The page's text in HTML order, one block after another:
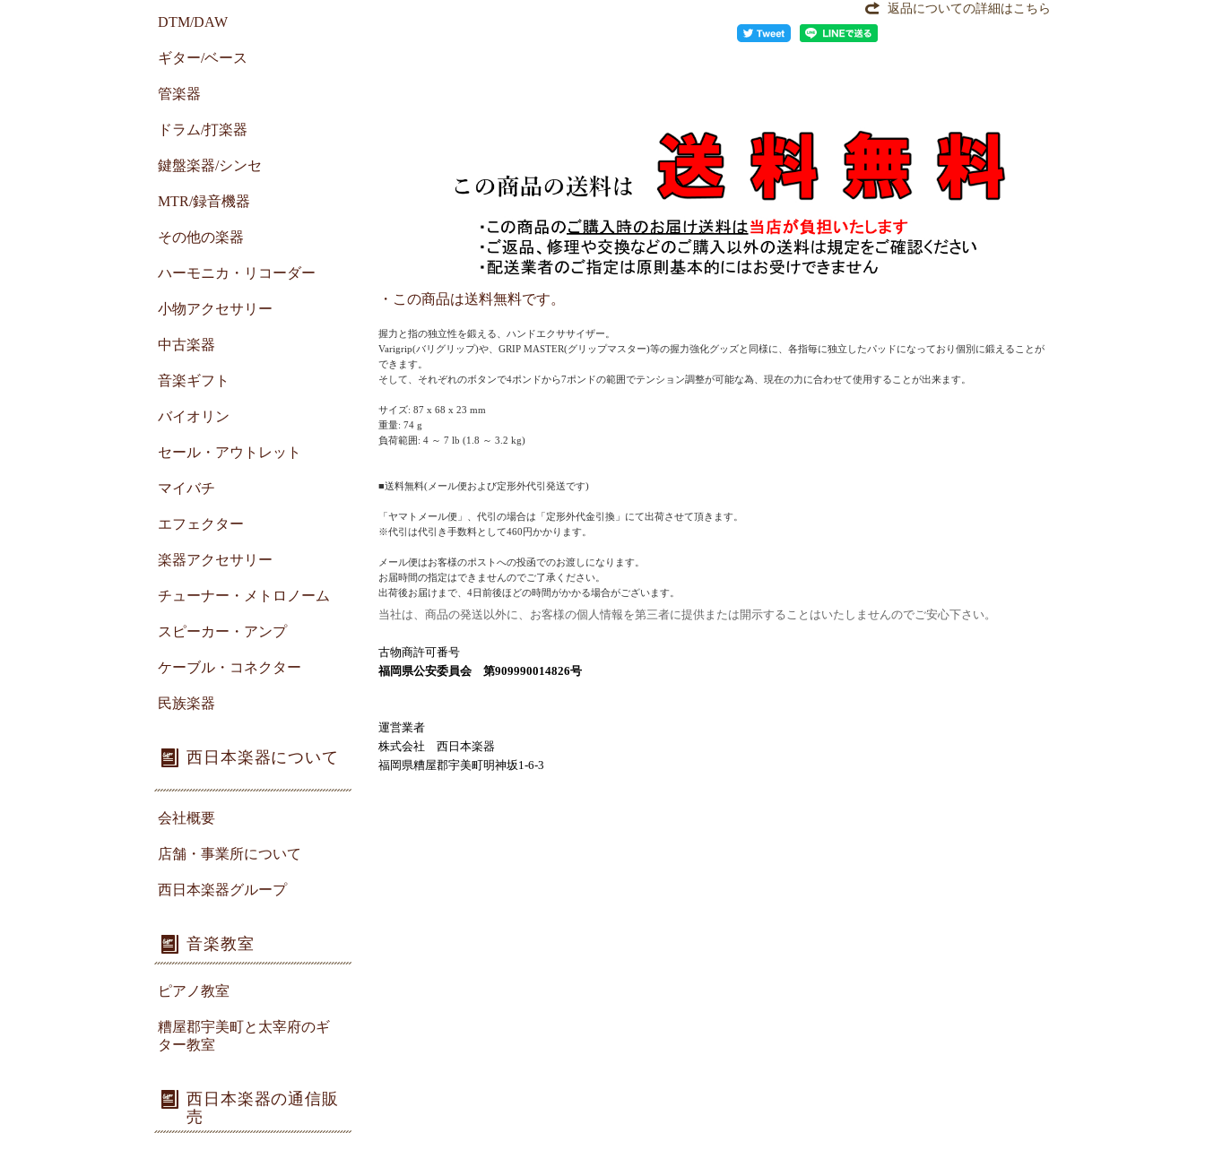
返品についての詳細はこちら
・この商品は送料無料です。
握力と指の独立性を鍛える、ハンドエクササイザー。
Varigrip(バリグリップ)や、GRIP MASTER(グリップマスター)等の握力強化グッズと同様に、各指毎に独立したパッドになっており個別に鍛えることが
できます。
そして、それぞれのボタンで4ポンドから7ポンドの範囲でテンション調整が可能な為、現在の力に合わせて使用することが出来ます。
サイズ: 87 x 68 x 23 mm
重量: 74 g
負荷範囲: 4 ～ 7 lb (1.8 ～ 3.2 kg)
■送料無料(メール便および定形外代引発送です)
「ヤマトメール便」、代引の場合は「定形外代金引換」にて出荷させて頂きます。
※代引は代引き手数料として460円かかります。
メール便はお客様のポストへの投函でのお渡しになります。
お届時間の指定はできませんのでご了承ください。
出荷後お届けまで、4日前後ほどの時間がかかる場合がございます。
当社は、商品の発送以外に、お客様の個人情報を第三者に提供または開示することはいたしませんのでご安心下さい。
古物商許可番号
福岡県公安委員会 第909990014826号
運営業者
株式会社 西日本楽器
福岡県糟屋郡宇美町明神坂1-6-3
DTM/DAW
ギター/ベース
管楽器
ドラム/打楽器
鍵盤楽器/シンセ
MTR/録音機器
その他の楽器
ハーモニカ・リコーダー
小物アクセサリー
中古楽器
音楽ギフト
バイオリン
セール・アウトレット
マイバチ
エフェクター
楽器アクセサリー
チューナー・メトロノーム
スピーカー・アンプ
ケーブル・コネクター
民族楽器
西日本楽器について
会社概要
店舗・事業所について
西日本楽器グループ
音楽教室
ピアノ教室
糟屋郡宇美町と太宰府のギ
ター教室
西日本楽器の通信販
売